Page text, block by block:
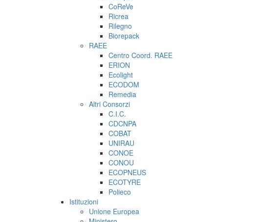
CoReVe
Ricrea
Rilegno
Biorepack
RAEE
Centro Coord. RAEE
ERION
Ecolight
ECODOM
Remedia
Altri Consorzi
C.I.C.
CDCNPA
COBAT
UNIRAU
CONOE
CONOU
ECOPNEUS
ECOTYRE
Polieco
Istituzioni
Unione Europea